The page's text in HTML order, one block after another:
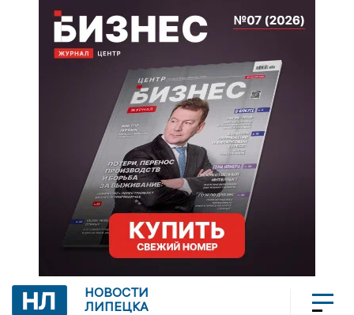
НОВОСТИ
ЛИПЕЦКА